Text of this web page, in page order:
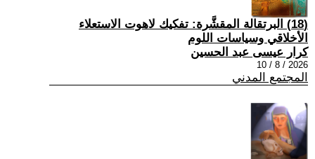
(18) البرتقالة المقشَّرة: تفكيك لاهوت الاستعلاء
الأخلاقي وسياسات اللوم
كرار عيسى عبد الحسين
2026 / 8 / 10
المجتمع المدني